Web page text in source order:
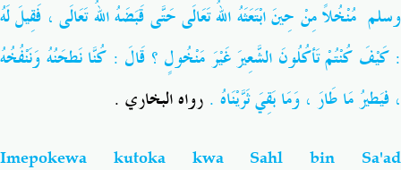
وسلم مُنْخُلاً مِنْ حِينَ ابْتَعَثَهُ اللهُ تَعَالَى حَتَّى قَبَضَهُ اللهُ تَعَالَى ، فَقِيلَ لَهُ
: كَيْفَ كُنْتُمْ تَأكُلُونَ الشَّعِيرَ غَيْرَ مَنْخُولٍ ؟ قَالَ : كُنَّا نَطحَنُهُ وَنَنْفُخُهُ
، فيَطيرُ مَا طَارَ ، وَمَا بَقِيَ ثَرَّيْنَاهُ . رواه البخاري .
Imepokewa kutoka kwa Sahl bin Sa'ad